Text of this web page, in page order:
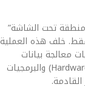
تحت الشاشة”
خلف هذه العملية
معالجة بيانات
معقدة، وتشفير حيوي، وتفاعل معقد بين العتاد (Hardware) والبرمجيات